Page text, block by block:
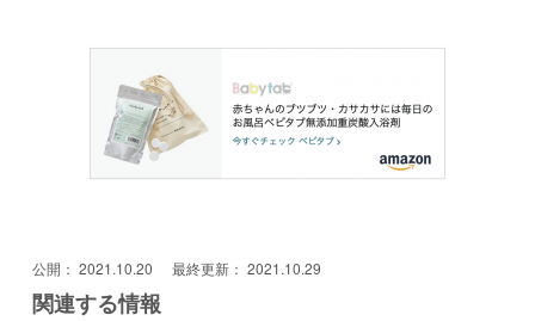
公開： 2021.10.20 最終更新： 2021.10.29
関連する情報